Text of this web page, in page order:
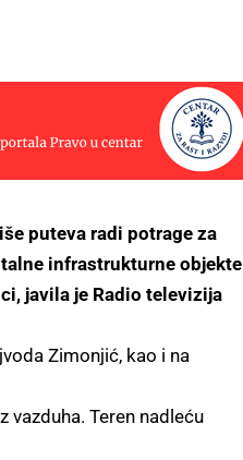
puteva radi potrage za
infrastrukturne objekte
javila je Radio televizija
Zimonjić, kao i na
Teren nadleću